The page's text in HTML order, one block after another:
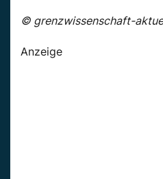
© grenzwissenschaft-
Anzeige